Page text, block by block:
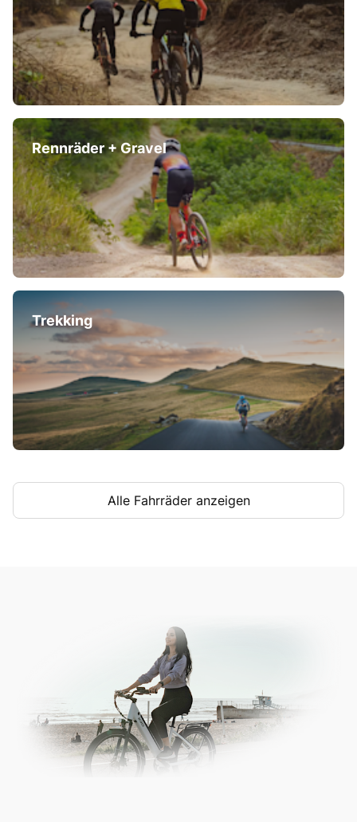
Rennräder + Gravel
Trekking
Alle Fahrräder anzeigen